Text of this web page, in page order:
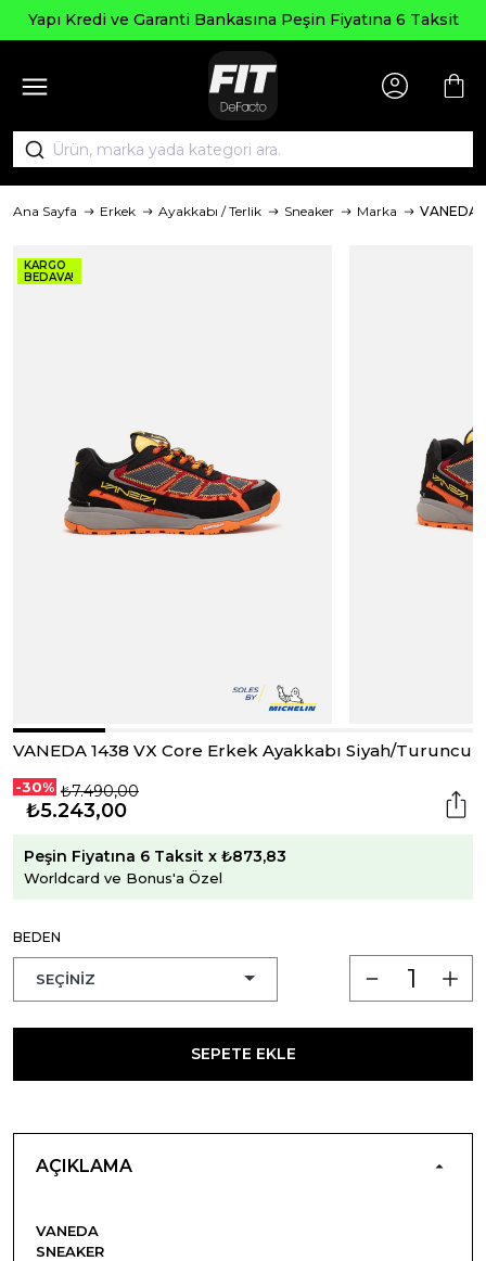
Bankasına Peşin Fiyatına 6 Taksit
Ana Sayfa Erkek Ayakkabı / Terlik Sneaker Marka VANEDA
KARGO
BEDAVA!
VANEDA 1438 VX Core Erkek Ayakkabı Siyah/Turuncu
-30% ₺7.490,00
₺5.243,00
Peşin Fiyatına 6 Taksit x ₺873,83
Worldcard ve Bonus'a Özel
BEDEN
SEPETE EKLE
AÇIKLAMA
VANEDA
SNEAKER